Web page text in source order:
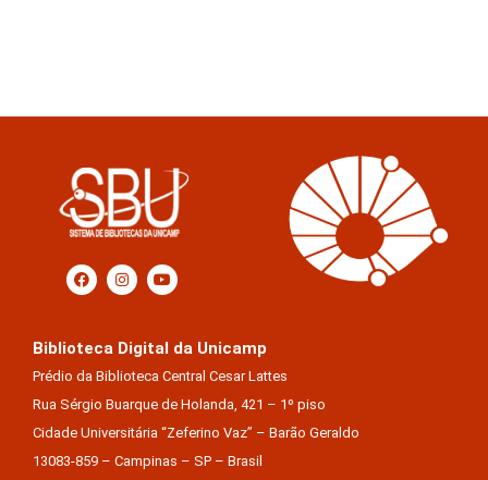
Biblioteca Digital da Unicamp
Prédio da Biblioteca Central Cesar Lattes
Rua Sérgio Buarque de Holanda, 421 – 1º piso
Cidade Universitária “Zeferino Vaz” – Barão Geraldo
13083-859 – Campinas – SP – Brasil